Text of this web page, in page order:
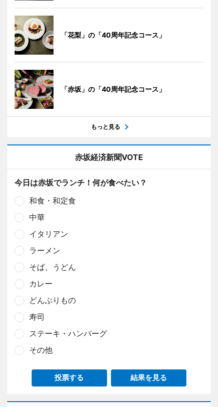
「花梨」の「40周年記念コース」
「赤坂」の「40周年記念コース」
もっと見る
赤坂経済新聞VOTE
今日は赤坂でランチ！何が食べたい？
和食・和定食
中華
イタリアン
ラーメン
そば、うどん
カレー
どんぶりもの
寿司
ステーキ・ハンバーグ
その他
投票する 結果を見る